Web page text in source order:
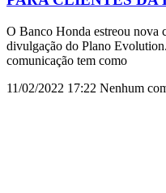
O Banco Honda estreou nova
divulgação do Plano
comunicação tem como
11/02/2022 17:22 Nenhum